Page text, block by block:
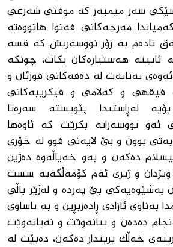
سەر میمبەر کە موفتی شەرعی
مەرجەکانی فەتوا هاتووەتە
نادەم بە زۆر نووسەریش کە قسە
ئایینە هەستیارەکان بکات، چونکە
تەنانەت لە دەقەکانی قورئان و
و کەلامی و فیکرییەکانی
لەڕاستیدا پێویستە سەرەتا
نووسەرانە بکرێت کە ئاوەها
بوون و بێ لایەنی فوو لە خۆری
دەکەن و بەو خەیاڵەوە دەژین
ویژدان و ژیری ئەم کۆمەڵگەیە سست
بەشێوەیەکی بێ پەردە و لەژێر باڵی
بەناوی ئازادی ڕادەربڕین و بە پاساوی
دەدەن و بیانەوێت و نەیانەوێت
خەڵک بریندار دەکەن، دەبێت لە